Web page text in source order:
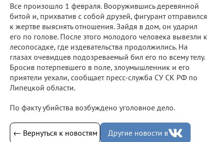
Все произошло 1 февраля. Вооружившись деревянной
битой и, прихватив с собой друзей, фигурант отправился
к жертве выяснять отношения. Зайдя в дом, он ударил
его по голове. После этого молодого человека вывезли к
лесопосадке, где издевательства продолжились. На
глазах очевидцев подозреваемый бил его по всему телу.
Бросив потерпевшего в поле, злоумышленник и его
приятели уехали, сообщает пресс-служба СУ СК РФ по
Липецкой области.
По факту убийства возбуждено уголовное дело.
← Вернуться к новостям Другие новости в